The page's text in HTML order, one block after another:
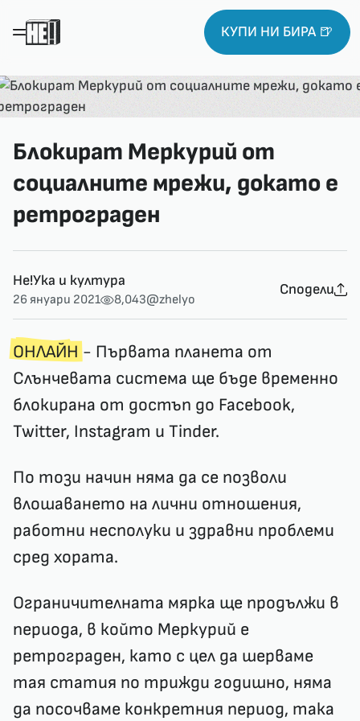
КУПИ НИ БИРА 🍺
Блокират Меркурий от
социалните мрежи, докато е
ретрограден
Не!Ука и култура
26 януари 2021 8,043@zhelyo
Сподели
ОНЛАЙН - Първата планета от
Слънчевата система ще бъде временно
блокирана от достъп до Facebook,
Twitter, Instagram и Tinder.
По този начин няма да се позволи
влошаването на лични отношения,
работни несполуки и здравни проблеми
сред хората.
Ограничителната мярка ще продължи в
периода, в който Меркурий е
ретрограден, като с цел да шерваме
тая статия по трижди годишно, няма
да посочваме конкретния период, така